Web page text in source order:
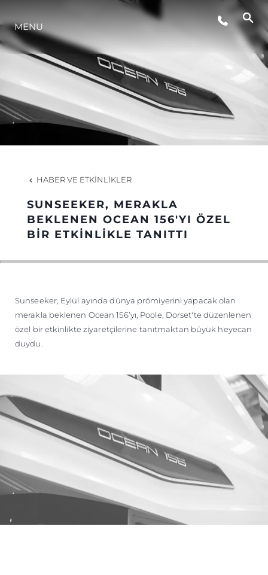
YAŞAM ŞEKLİ
YENILIK
ŞİRKET
MİRAS
MENU
HABER VE ETKINLIKLER
SUNSEEKER, MERAKLA
BEKLENEN OCEAN 156'YI ÖZEL
BIR ETKINLIKLE TANITTI
Sunseeker, Eylül ayında dünya prömiyerini yapacak olan
merakla beklenen Ocean 156’yı, Poole, Dorset'te düzenlenen
özel bir etkinlikte ziyaretçilerine tanıtmaktan büyük heyecan
duydu.